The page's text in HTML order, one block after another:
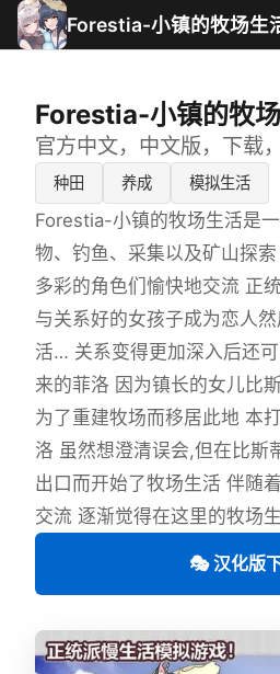
Forestia-小镇的牧场生
Forestia-小镇的牧
官方中文，中文版，下载
种田 养成 模拟生活
Forestia-小镇的牧场生活是
物、钓鱼、采集以及矿山探
多彩的角色们愉快地交流 正
与关系好的女孩子成为恋人
活… 关系变得更加深入后还
来的菲洛 因为镇长的女儿比
为了重建牧场而移居此地 本
洛 虽然想澄清误会,但在比斯
出口而开始了牧场生活 伴随
交流 逐渐觉得在这里的牧场
🎭 汉化版